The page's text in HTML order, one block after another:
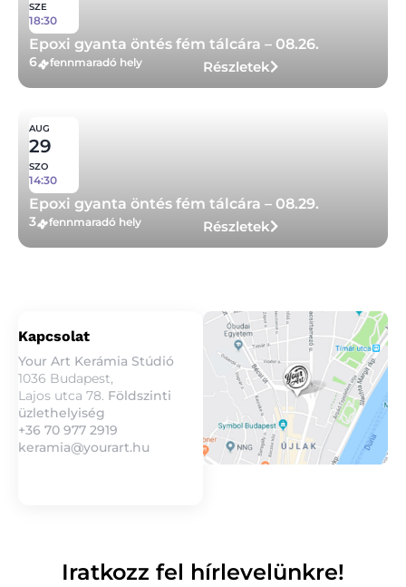
SZE
18:30
Epoxi gyanta öntés fém tálcára – 08.26.
6 fennmaradó hely Részletek
AUG
29
SZO
14:30
Epoxi gyanta öntés fém tálcára – 08.29.
3 fennmaradó hely Részletek
Kapcsolat
Your Art Kerámia Stúdió
1036 Budapest,
Lajos utca 78. Földszinti
üzlethelyiség
+36 70 977 2919
keramia@yourart.hu
Iratkozz fel hírlevelünkre!